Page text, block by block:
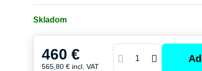
Skladom
460 €
565,80 € incl. VAT